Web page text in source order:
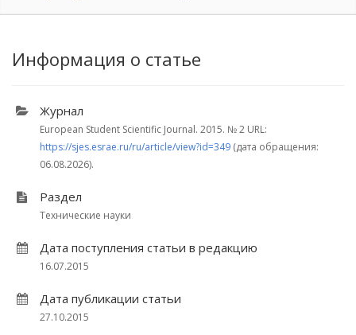
Информация о статье
Журнал
European Student Scientific Journal. 2015. № 2 URL:
https://sjes.esrae.ru/ru/article/view?id=349 (дата обращения:
06.08.2026).
Раздел
Технические науки
Дата поступления статьи в редакцию
16.07.2015
Дата публикации статьи
27.10.2015